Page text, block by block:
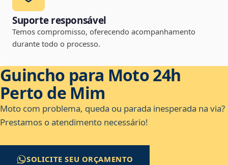
Suporte responsável
Temos compromisso, oferecendo acompanhamento
durante todo o processo.
Guincho para Moto 24h
Perto de Mim
Moto com problema, queda ou parada inesperada na via?
Prestamos o atendimento necessário!
SOLICITE SEU ORÇAMENTO